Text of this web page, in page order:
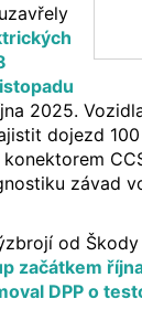
2025.
dojezd
závad
od
začátkem
DPP o